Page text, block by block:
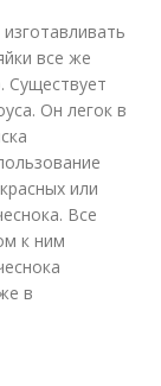
все же
Существует
Он легок в
или
Все
к ним
в